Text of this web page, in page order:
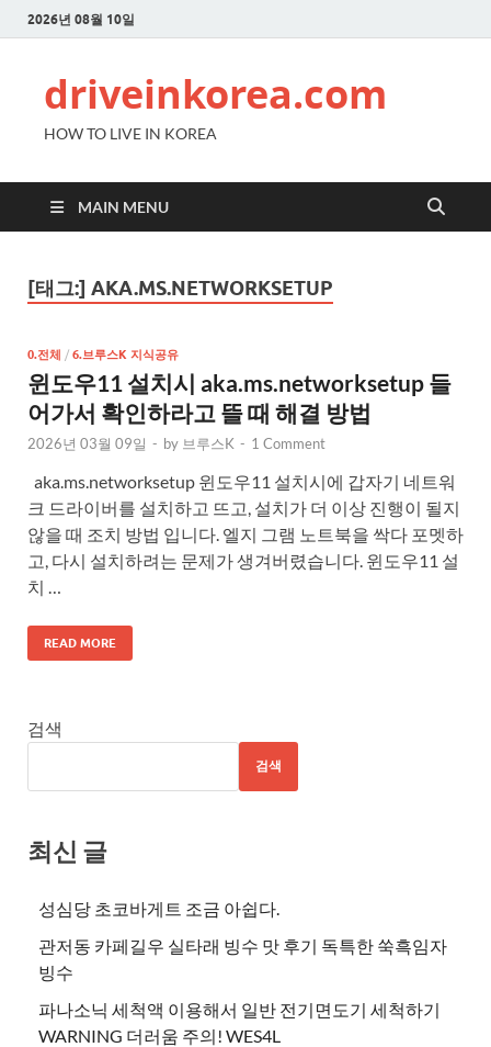
2026년 08월 10일
driveinkorea.com
HOW TO LIVE IN KOREA
MAIN MENU
[태그:] AKA.MS.NETWORKSETUP
0.전체 / 6.브루스K 지식공유
윈도우11 설치시 aka.ms.networksetup 들
어가서 확인하라고 뜰 때 해결 방법
2026년 03월 09일 - by 브루스K - 1 Comment
aka.ms.networksetup 윈도우11 설치시에 갑자기 네트워
크 드라이버를 설치하고 뜨고, 설치가 더 이상 진행이 될지
않을 때 조치 방법 입니다. 엘지 그램 노트북을 싹다 포멧하
고, 다시 설치하려는 문제가 생겨버렸습니다. 윈도우11 설
치 …
READ MORE
검색
검색
최신 글
성심당 초코바게트 조금 아쉽다.
관저동 카페길우 실타래 빙수 맛 후기 독특한 쑥흑임자
빙수
파나소닉 세척액 이용해서 일반 전기면도기 세척하기
WARNING 더러움 주의! WES4L